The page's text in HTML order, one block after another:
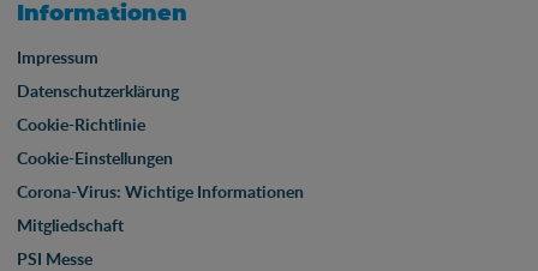
Informationen
Impressum
Datenschutzerklärung
Cookie-Richtlinie
Cookie-Einstellungen
Corona-Virus: Wichtige Informationen
Mitgliedschaft
PSI Messe